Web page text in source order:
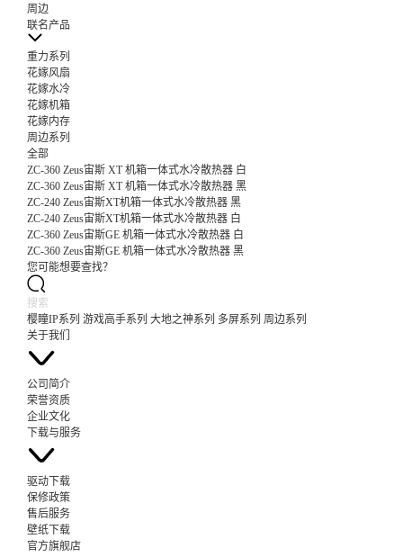
周边
联名产品
重力系列
花嫁风扇
花嫁水冷
花嫁机箱
花嫁内存
周边系列
全部
ZC-360 Zeus宙斯 XT 机箱一体式水冷散热器 白
ZC-360 Zeus宙斯 XT 机箱一体式水冷散热器 黑
ZC-240 Zeus宙斯XT机箱一体式水冷散热器 黑
ZC-240 Zeus宙斯XT机箱一体式水冷散热器 白
ZC-360 Zeus宙斯GE 机箱一体式水冷散热器 白
ZC-360 Zeus宙斯GE 机箱一体式水冷散热器 黑
您可能想要查找？
樱瞳IP系列 游戏高手系列 大地之神系列 多屏系列 周边系列
关于我们
公司简介
荣誉资质
企业文化
下载与服务
驱动下载
保修政策
售后服务
壁纸下载
官方旗舰店